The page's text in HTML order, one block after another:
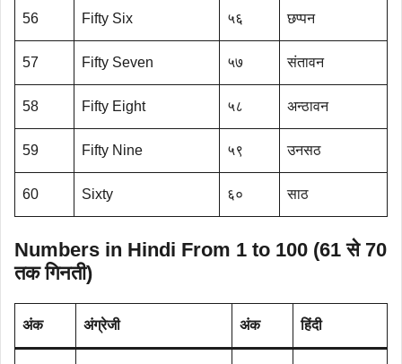
56 Fifty Six ५६ छप्पन
57 Fifty Seven ५७ संतावन
58 Fifty Eight ५८ अन्ठावन
59 Fifty Nine ५९ उनसठ
60 Sixty ६० साठ
Numbers in Hindi From 1 to 100 (61 से 70
तक गिनती)
अंक अंग्रेजी अंक हिंदी